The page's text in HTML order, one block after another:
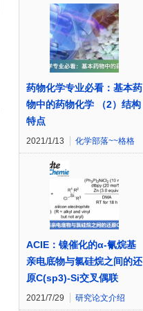
药物化学专业必看：基本药
物中的药物化学 （2）结构
特点
2021/1/13 化学部落~~格格
ACIE：镍催化的α-氰烷基
亲电底物与氯硅烷之间的还
原C(sp3)-Si交叉偶联
2021/7/29 研究论文介绍